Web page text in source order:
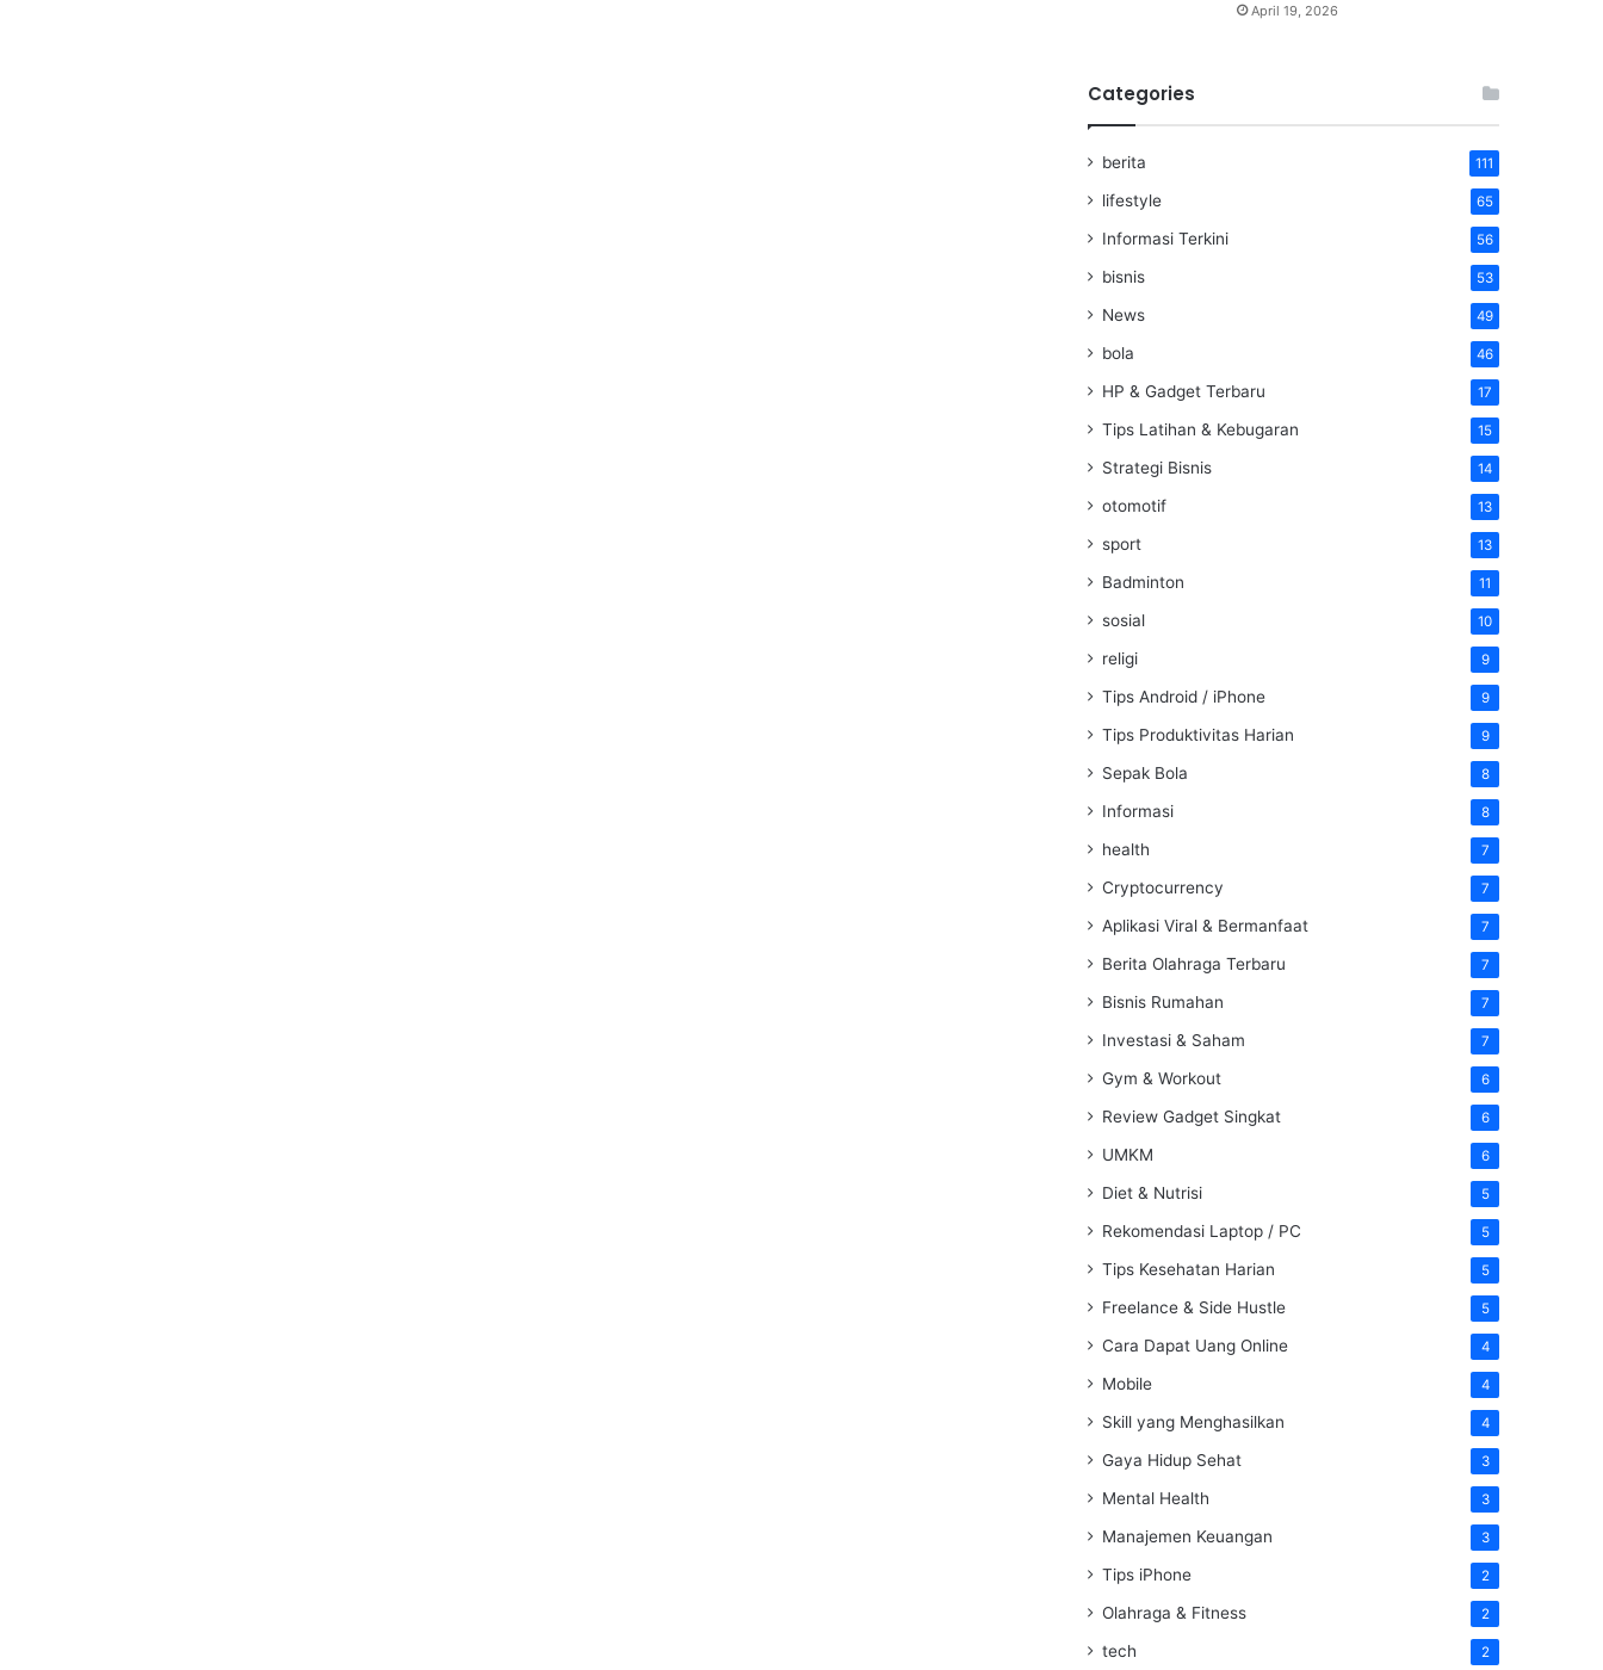
April 19, 2026
Categories
berita 111
lifestyle 65
Informasi Terkini 56
bisnis 53
News 49
bola 46
HP & Gadget Terbaru 17
Tips Latihan & Kebugaran 15
Strategi Bisnis 14
otomotif 13
sport 13
Badminton 11
sosial 10
religi 9
Tips Android / iPhone 9
Tips Produktivitas Harian 9
Sepak Bola 8
Informasi 8
health 7
Cryptocurrency 7
Aplikasi Viral & Bermanfaat 7
Berita Olahraga Terbaru 7
Bisnis Rumahan 7
Investasi & Saham 7
Gym & Workout 6
Review Gadget Singkat 6
UMKM 6
Diet & Nutrisi 5
Rekomendasi Laptop / PC 5
Tips Kesehatan Harian 5
Freelance & Side Hustle 5
Cara Dapat Uang Online 4
Mobile 4
Skill yang Menghasilkan 4
Gaya Hidup Sehat 3
Mental Health 3
Manajemen Keuangan 3
Tips iPhone 2
Olahraga & Fitness 2
tech 2